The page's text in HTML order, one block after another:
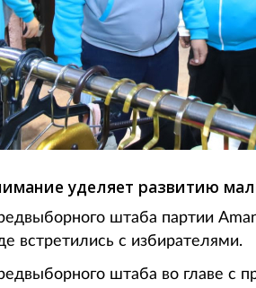
уделяет развитию
штаба партии
встретились с избирателями.
штаба во главе с